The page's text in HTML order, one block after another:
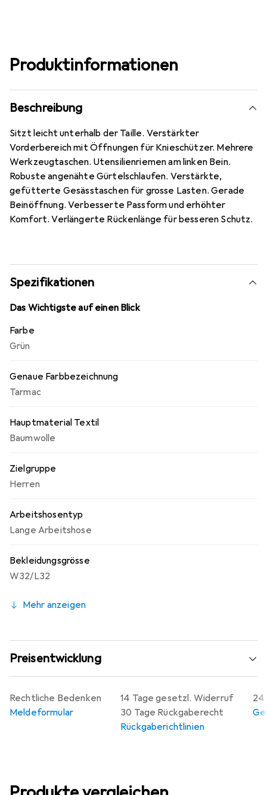
Produktinformationen
Beschreibung
Sitzt leicht unterhalb der Taille. Verstärkter
Vorderbereich mit Öffnungen für Knieschützer. Mehrere
Werkzeugtaschen. Utensilienriemen am linken Bein.
Robuste angenähte Gürtelschlaufen. Verstärkte,
gefütterte Gesässtaschen für grosse Lasten. Gerade
Beinöffnung. Verbesserte Passform und erhöhter
Komfort. Verlängerte Rückenlänge für besseren Schutz.
Spezifikationen
Das Wichtigste auf einen Blick
Farbe
Grün
Genaue Farbbezeichnung
Tarmac
Hauptmaterial Textil
Baumwolle
Zielgruppe
Herren
Arbeitshosentyp
Lange Arbeitshose
Bekleidungsgrösse
W32/L32
Mehr anzeigen
Preisentwicklung
14 Tage gesetzl. Widerruf
30 Tage Rückgaberecht
Rückgaberichtlinien
24
Rechtliche Bedenken
Meldeformular